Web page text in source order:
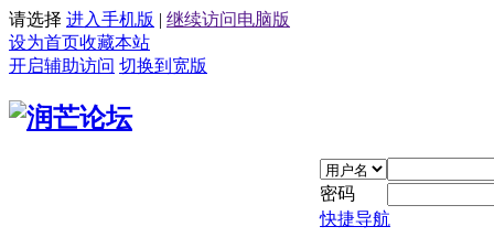
请选择 进入手机版 | 继续访问电脑版
设为首页收藏本站
开启辅助访问 切换到宽版
密码
快捷导航